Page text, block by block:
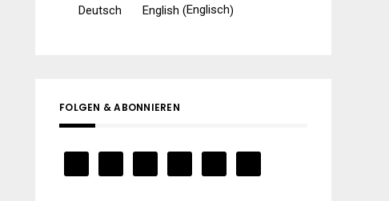
Deutsch English (Englisch)
FOLGEN & ABONNIEREN